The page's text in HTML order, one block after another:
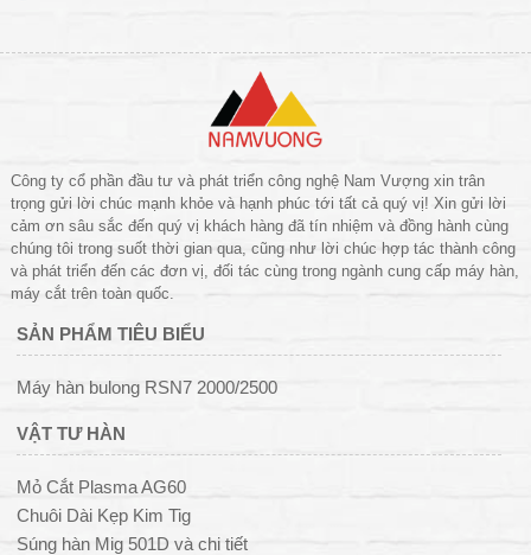
Công ty cổ phần đầu tư và phát triển công nghệ Nam Vượng xin trân
trọng gửi lời chúc mạnh khỏe và hạnh phúc tới tất cả quý vị! Xin gửi lời
cảm ơn sâu sắc đến quý vị khách hàng đã tín nhiệm và đồng hành cùng
chúng tôi trong suốt thời gian qua, cũng như lời chúc hợp tác thành công
và phát triển đến các đơn vị, đối tác cùng trong ngành cung cấp máy hàn,
máy cắt trên toàn quốc.
SẢN PHẨM TIÊU BIỂU
Máy hàn bulong RSN7 2000/2500
VẬT TƯ HÀN
Mỏ Cắt Plasma AG60
Chuôi Dài Kẹp Kim Tig
Súng hàn Mig 501D và chi tiết